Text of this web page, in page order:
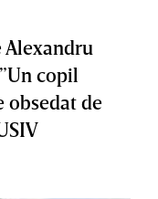
copil
obsedat de